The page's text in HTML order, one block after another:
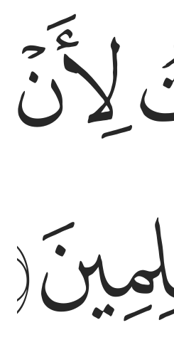
ﱌ
ﱐ